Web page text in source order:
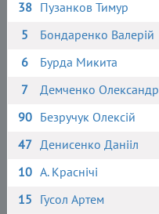
38 Пузанков Тимур
5
Бондаренко Валерій
6
Бурда Микита
7
Демченко Олександр
90 Безручук Олексій
47 Денисенко Данііл
10 А. Краснічі
15 Гусол Артем